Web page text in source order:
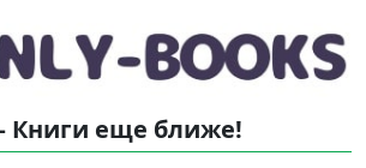
Книги еще ближе!